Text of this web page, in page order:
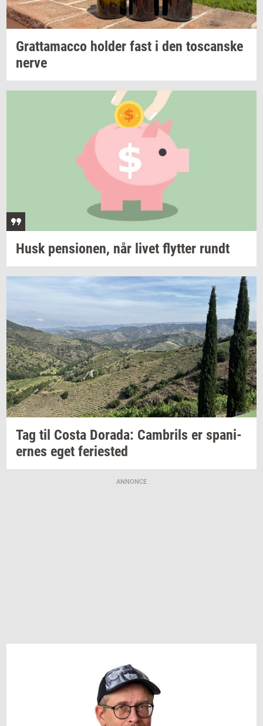
Grat­ta­mac­co hol­der fast i den toscan­ske
nerve
Husk pen­sio­nen, når livet flyt­ter rundt
Tag til Costa Dora­da: Cam­brils er spa­ni­
er­nes eget fe­ri­e­sted
ANNONCE